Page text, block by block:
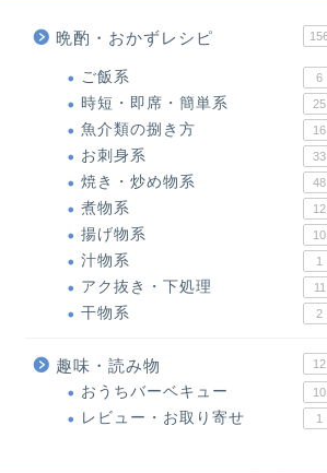
晩酌・おかずレシピ
ご飯系 6
時短・即席・簡単系 25
魚介類の捌き方 16
お刺身系 33
焼き・炒め物系 48
煮物系 12
揚げ物系 10
汁物系 1
アク抜き・下処理 11
干物系 2
趣味・読み物 12
おうちバーベキュー 10
レビュー・お取り寄せ 1